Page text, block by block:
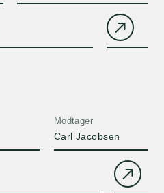
Modtager
Carl Jacobsen